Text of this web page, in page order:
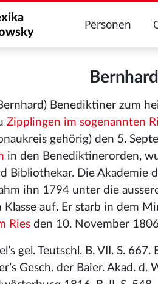
Personen
Benediktiner zum
Zipplingen im sogenannten
gehörig) den 5.
in den Benediktinerorden,
Bibliothekar. Die Akademie
ihn 1794 unter die
Klasse auf. Er starb in dem
Ries den 10. November
gel. Teutschl. B. VII. S.
Gesch. der Baier. Akad.